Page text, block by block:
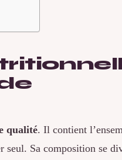
qualité. Il contient
seul. Sa composition se